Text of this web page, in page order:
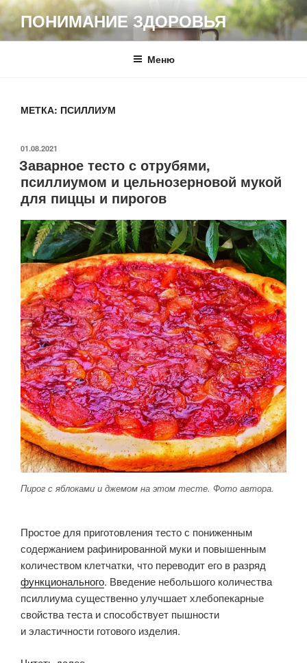
Перейти
к
содержимому
ПОНИМАНИЕ ЗДОРОВЬЯ
Меню
МЕТКА: ПСИЛЛИУМ
ОПУБЛИКОВАНО
01.08.2021
Заварное тесто с отрубями,
псиллиумом и цельнозерновой мукой
для пиццы и пирогов
Пирог с яблоками и джемом на этом тесте. Фото автора.
Простое для приготовления тесто с пониженным
содержанием рафинированной муки и повышенным
количеством клетчатки, что переводит его в разряд
функционального. Введение небольшого количества
псиллиума существенно улучшает хлебопекарные
свойства теста и способствует пышности
и эластичности готового изделия.